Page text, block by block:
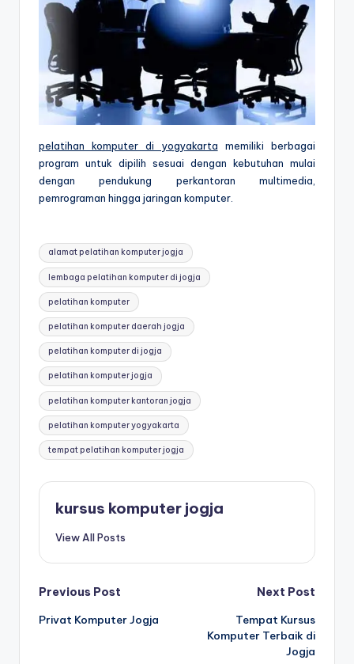
pelatihan komputer di yogyakarta memiliki berbagai
program untuk dipilih sesuai dengan kebutuhan mulai
dengan pendukung perkantoran multimedia,
pemrograman hingga jaringan komputer.
alamat pelatihan komputer jogja
lembaga pelatihan komputer di jogja
pelatihan komputer
pelatihan komputer daerah jogja
pelatihan komputer di jogja
pelatihan komputer jogja
pelatihan komputer kantoran jogja
pelatihan komputer yogyakarta
tempat pelatihan komputer jogja
kursus komputer jogja
View All Posts
Previous Post
Privat Komputer Jogja
Next Post
Tempat Kursus
Komputer Terbaik di
Jogja